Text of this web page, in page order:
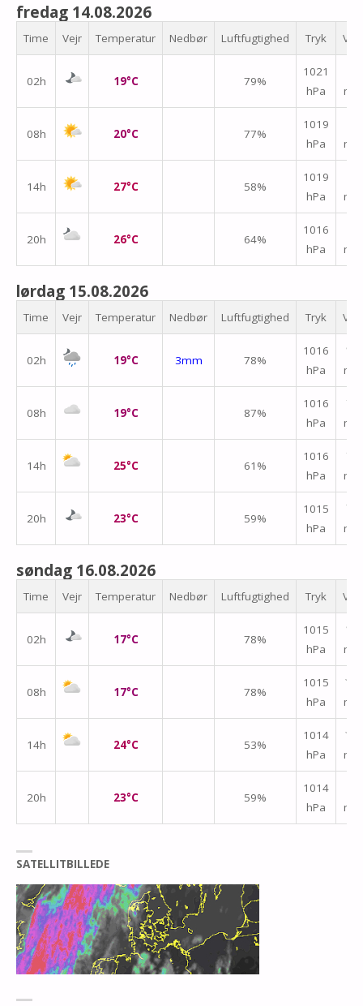
fredag 14.08.2026
Time Vejr Temperatur Nedbør Luftfugtighed Tryk
02h 19°C 79%
1021
hPa
m/s
08h 20°C 77%
1019
hPa
m/s
14h 27°C 58%
1019
hPa
m/s
20h 26°C 64%
1016
hPa
m/s
lørdag 15.08.2026
Time Vejr Temperatur Nedbør Luftfugtighed Tryk
02h 19°C 3mm 78%
1016
hPa
↑
m/s
08h 19°C 87%
1016
hPa
↑
m/s
14h 25°C 61%
1016
hPa
↑
m/s
20h 23°C 59%
1015
hPa
↑
m/s
søndag 16.08.2026
Time Vejr Temperatur Nedbør Luftfugtighed Tryk
02h 17°C 78%
1015
hPa
↑
m/s
08h 17°C 78%
1015
hPa
↑
m/s
14h 24°C 53%
1014
hPa
↑
m/s
20h 23°C 59%
1014
hPa
m/s
SATELLITBILLEDE